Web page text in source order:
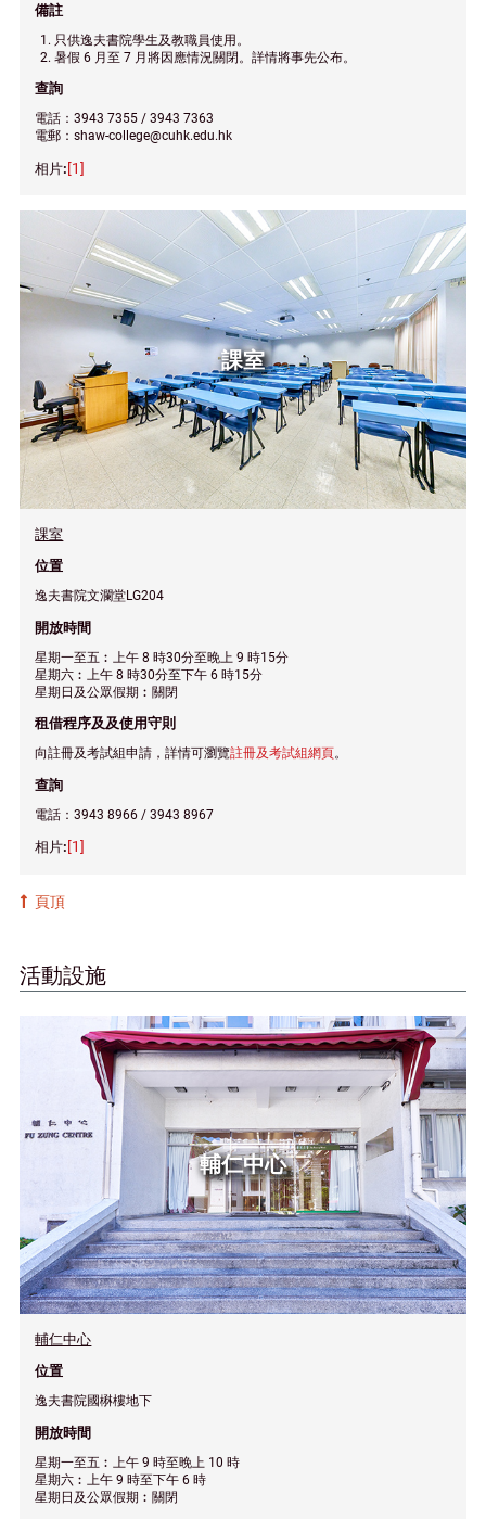
備註
只供逸夫書院學生及教職員使用。
暑假 6 月至 7 月將因應情況關閉。詳情將事先公布。
查詢
電話：3943 7355 / 3943 7363
電郵：shaw-college@cuhk.edu.hk
[1]
課室
課室
位置
逸夫書院文瀾堂LG204
開放時間
星期一至五︰上午 8 時30分至晚上 9 時15分
星期六︰上午 8 時30分至下午 6 時15分
星期日及公眾假期︰關閉
租借程序及及使用守則
向註冊及考試組申請，詳情可瀏覽註冊及考試組網頁。
查詢
電話：3943 8966 / 3943 8967
[1]
頁頂
活動設施
輔仁中心
輔仁中心
位置
逸夫書院國楙樓地下
開放時間
星期一至五︰上午 9 時至晚上 10 時
星期六︰上午 9 時至下午 6 時
星期日及公眾假期︰關閉